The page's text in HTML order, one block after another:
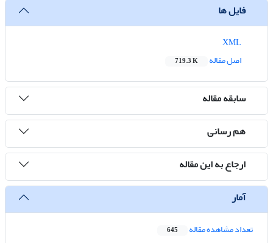
فایل ها
اصل مقاله
719.3 K
سابقه مقاله
هم رسانی
ارجاع به این مقاله
آمار
تعداد مشاهده مقاله 645